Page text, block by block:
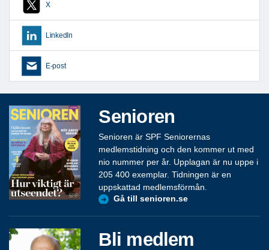
X
LinkedIn
E-post
Senioren
Senioren är SPF Seniorernas
medlemstidning och den kommer ut med
nio nummer per år. Upplagan är nu uppe i
205 400 exemplar. Tidningen är en
uppskattad medlemsförmån.
Gå till senioren.se
Bli medlem